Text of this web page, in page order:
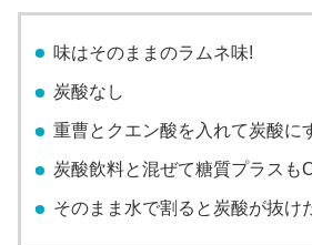
味はそのままのラムネ味!
炭酸なし
重曹とクエン酸を入れて炭酸に
炭酸飲料と混ぜて糖質プラスも
そのまま水で割ると炭酸が抜け